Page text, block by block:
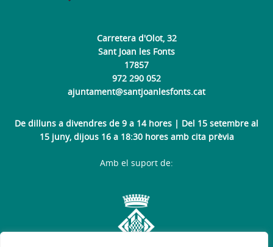
Carretera d'Olot, 32
Sant Joan les Fonts
17857
972 290 052
ajuntament@santjoanlesfonts.cat
De dilluns a divendres de 9 a 14 hores | Del 15 setembre al
15 juny, dijous 16 a 18:30 hores amb cita prèvia
Amb el suport de: